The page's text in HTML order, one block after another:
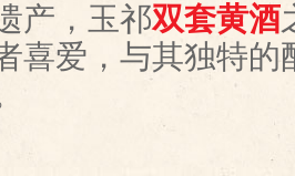
产，玉祁双套黄酒
喜爱，与其独特的